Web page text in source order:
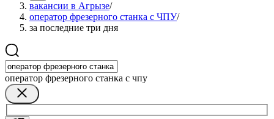
вакансии в Агрызе/
оператор фрезерного станка с ЧПУ/
за последние три дня
оператор фрезерного станка с чпу